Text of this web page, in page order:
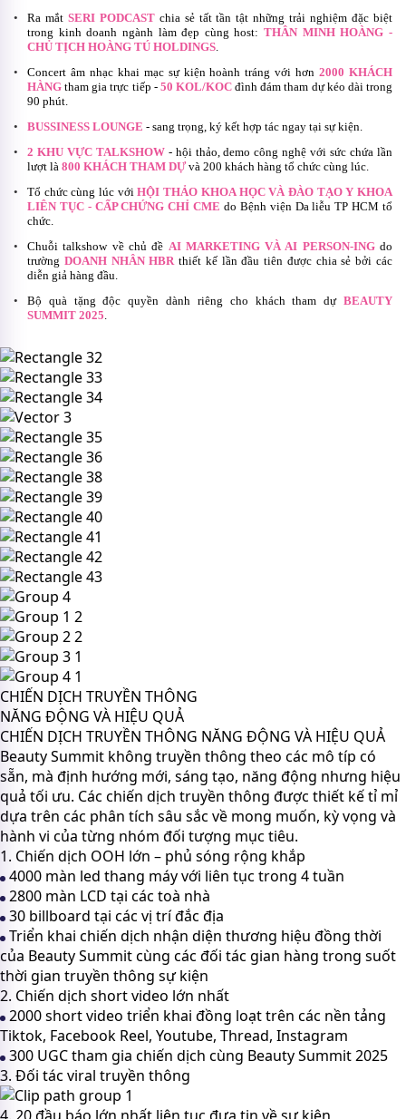
Ra mắt SERI PODCASTchia sẻ tất tần tật những trải nghiệm đặc biệt
trong kinh doanh ngành làm đẹp cùng host:THÂN MINH HOÀNG -
CHỦ TỊCH HOÀNG TÚ HOLDINGS.
Concert âm nhạc khai mạc sự kiện hoành tráng với hơn2000 KHÁCH
HÀNG tham gia trực tiếp - 50 KOL/KOC đình đám tham dự kéo dài trong
90 phút.
BUSSINESS LOUNGE - sang trọng, ký kết hợp tác ngay tại sự kiện.
2 KHU VỰC TALKSHOW- hội thảo, demo công nghệ với sức chứa lần
lượt là 800 KHÁCH THAM DỰvà 200 khách hàng tổ chức cùng lúc.
Tổ chức cùng lúc vớiHỘI THẢO KHOA HỌC VÀ ĐÀO TẠO Y KHOA
LIÊN TỤC - CẤP CHỨNG CHỈ CME do Bệnh viện Da liễu TP HCM tổ
chức.
Chuỗi talkshow về chủ đề AI MARKETING VÀ AI PERSON-INGdo
trường DOANH NHÂN HBRthiết kế lần đầu tiên được chia sẻ bởi các
diễn giả hàng đầu.
Bộ quà tặng độc quyền dành riêng cho khách tham dự BEAUTY
SUMMIT 2025.
CHIẾN DỊCH TRUYỀN THÔNG
NĂNG ĐỘNG VÀ HIỆU QUẢ
CHIẾN DỊCH TRUYỀN THÔNG NĂNG ĐỘNG VÀ HIỆU QUẢ
Beauty Summit không truyền thông theo các mô típ có
sẵn, mà định hướng mới, sáng tạo, năng động nhưng hiệu
quả tối ưu. Các chiến dịch truyền thông được thiết kế tỉ mỉ
dựa trên các phân tích sâu sắc về mong muốn, kỳ vọng và
hành vi của từng nhóm đối tượng mục tiêu.
1. Chiến dịch OOH lớn – phủ sóng rộng khắp
4000 màn led thang máy với liên tục trong 4 tuần
2800 màn LCD tại các toà nhà
30 billboard tại các vị trí đắc địa
Triển khai chiến dịch nhận diện thương hiệu đồng thời
của Beauty Summit cùng các đối tác gian hàng trong suốt
thời gian truyền thông sự kiện
2. Chiến dịch short video lớn nhất
2000 short video triển khai đồng loạt trên các nền tảng
Tiktok, Facebook Reel, Youtube, Thread, Instagram
300 UGCtham gia chiến dịch cùng Beauty Summit 2025
3. Đối tác viral truyền thông